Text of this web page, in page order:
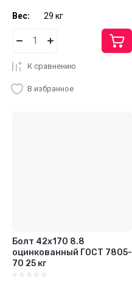
Вес: 29 кг
К сравнению
В избранное
Болт 42х170 8.8
оцинкованный ГОСТ 7805-
70 25 кг